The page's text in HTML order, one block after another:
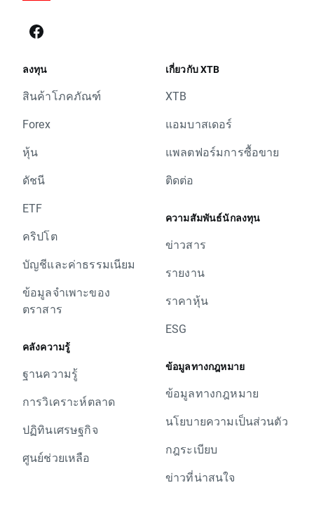
ลงทุน
สินค้าโภคภัณฑ์
Forex
หุ้น
ดัชนี
ETF
คริปโต
บัญชีและค่าธรรมเนียม
ข้อมูลจำเพาะของ
ตราสาร
คลังความรู้
ฐานความรู้
การวิเคราะห์ตลาด
ปฏิทินเศรษฐกิจ
ศูนย์ช่วยเหลือ
เกี่ยวกับ XTB
XTB
แอมบาสเดอร์
แพลตฟอร์มการซื้อขาย
ติดต่อ
ความสัมพันธ์นักลงทุน
ข่าวสาร
รายงาน
ราคาหุ้น
ESG
ข้อมูลทางกฎหมาย
ข้อมูลทางกฎหมาย
นโยบายความเป็นส่วนตัว
กฎระเบียบ
ข่าวที่น่าสนใจ